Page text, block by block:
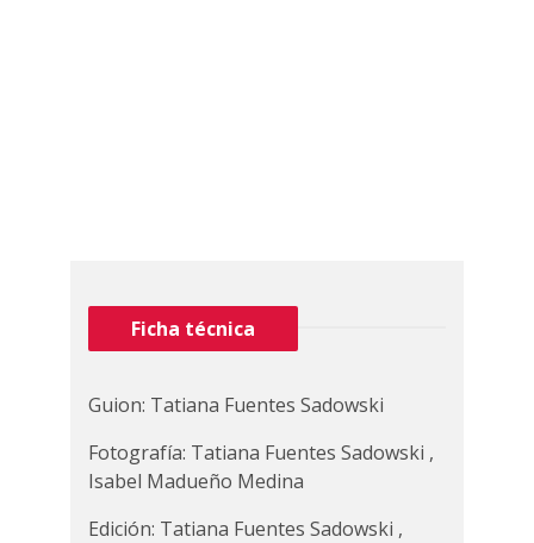
Ficha técnica
Guion: Tatiana Fuentes Sadowski
Fotografía: Tatiana Fuentes Sadowski ,
Isabel Madueño Medina
Edición: Tatiana Fuentes Sadowski ,